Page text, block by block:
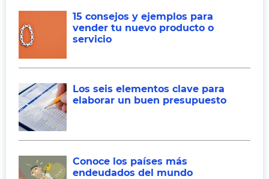
15 consejos y ejemplos para
vender tu nuevo producto o
servicio
Los seis elementos clave para
elaborar un buen presupuesto
Conoce los países más
endeudados del mundo